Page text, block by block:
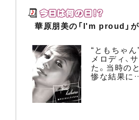
華原朋美の「I'm proud」
“ともちゃ
メロディ、
た。当時の
惨な結果に